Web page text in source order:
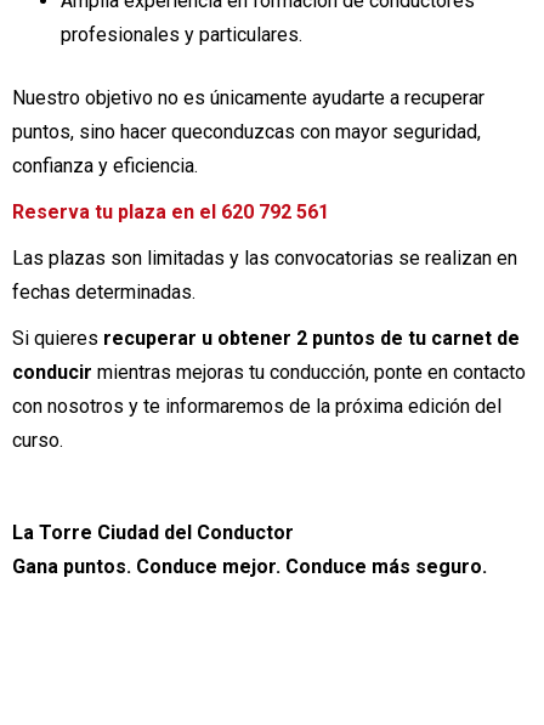
profesionales y particulares.
Nuestro objetivo no es únicamente ayudarte a recuperar
puntos, sino hacer queconduzcas con mayor seguridad,
confianza y eficiencia.
Reserva tu plaza en el 620 792 561
Las plazas son limitadas y las convocatorias se realizan en
fechas determinadas.
Si quieres recuperar u obtener 2 puntos de tu carnet de
conducir mientras mejoras tu conducción, ponte en contacto
con nosotros y te informaremos de la próxima edición del
curso.
La Torre Ciudad del Conductor
Gana puntos. Conduce mejor. Conduce más seguro.